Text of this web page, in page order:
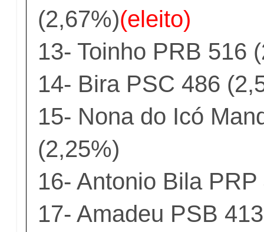
(2,67%)(eleito)
13- Toinho PRB 516
14- Bira PSC 486
15- Nona do Icó
(2,25%)
16- Antonio Bila
17- Amadeu PSB